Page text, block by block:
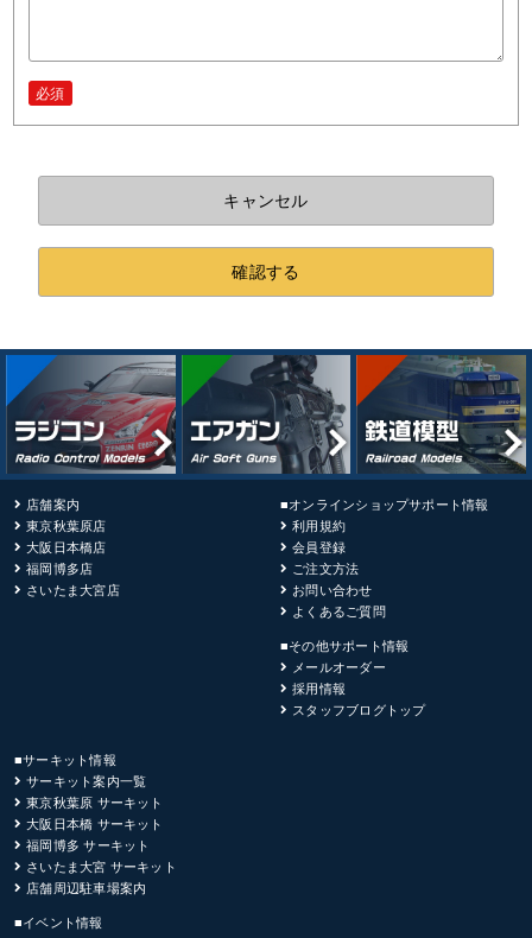
必須
店舗案内
東京秋葉原店
大阪日本橋店
福岡博多店
さいたま大宮店
■オンラインショップサポート情報
利用規約
会員登録
ご注文方法
お問い合わせ
よくあるご質問
■その他サポート情報
メールオーダー
採用情報
スタッフブログトップ
■サーキット情報
サーキット案内一覧
東京秋葉原 サーキット
大阪日本橋 サーキット
福岡博多 サーキット
さいたま大宮 サーキット
店舗周辺駐車場案内
■イベント情報